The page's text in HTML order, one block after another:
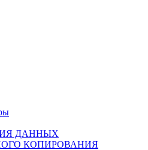
ДАННЫХ
КОПИРОВАНИЯ